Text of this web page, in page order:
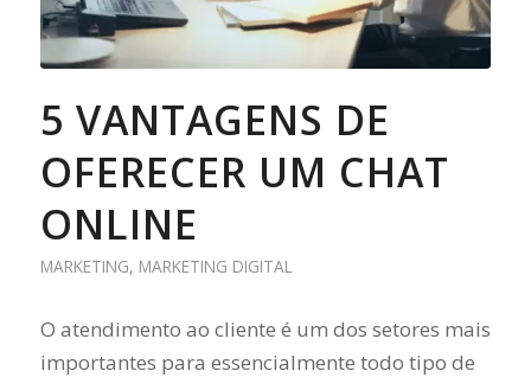
5 VANTAGENS DE
OFERECER UM CHAT
ONLINE
MARKETING, MARKETING DIGITAL
O atendimento ao cliente é um dos setores mais
importantes para essencialmente todo tipo de